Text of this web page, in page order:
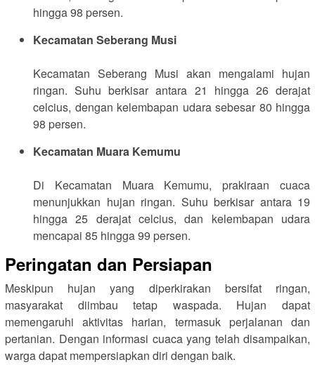
hingga 98 persen.
Kecamatan Seberang Musi
Kecamatan Seberang Musi akan mengalami hujan
ringan. Suhu berkisar antara 21 hingga 26 derajat
celcius, dengan kelembapan udara sebesar 80 hingga
98 persen.
Kecamatan Muara Kemumu
Di Kecamatan Muara Kemumu, prakiraan cuaca
menunjukkan hujan ringan. Suhu berkisar antara 19
hingga 25 derajat celcius, dan kelembapan udara
mencapai 85 hingga 99 persen.
Peringatan dan Persiapan
Meskipun hujan yang diperkirakan bersifat ringan,
masyarakat diimbau tetap waspada. Hujan dapat
memengaruhi aktivitas harian, termasuk perjalanan dan
pertanian. Dengan informasi cuaca yang telah disampaikan,
warga dapat mempersiapkan diri dengan baik.